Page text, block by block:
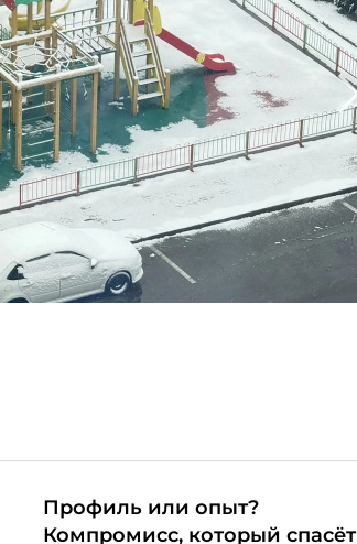
Профиль или опыт?
Компромисс, который спасёт